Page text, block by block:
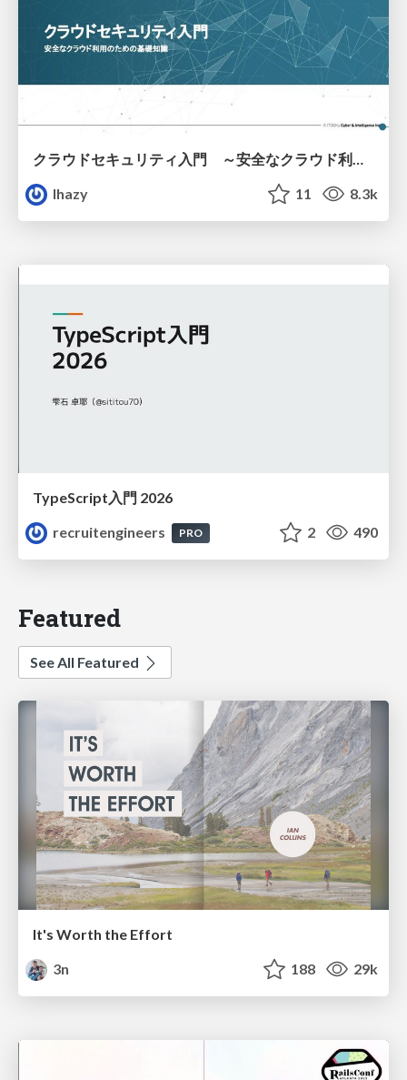
クラウドセキュリティ入門 ～安全なクラウド利用のための基礎知識～
lhazy
11 8.3k
TypeScript入門 2026
recruitengineers
PRO 2 490
Featured
See All Featured
It's Worth the Effort
3n
188 29k